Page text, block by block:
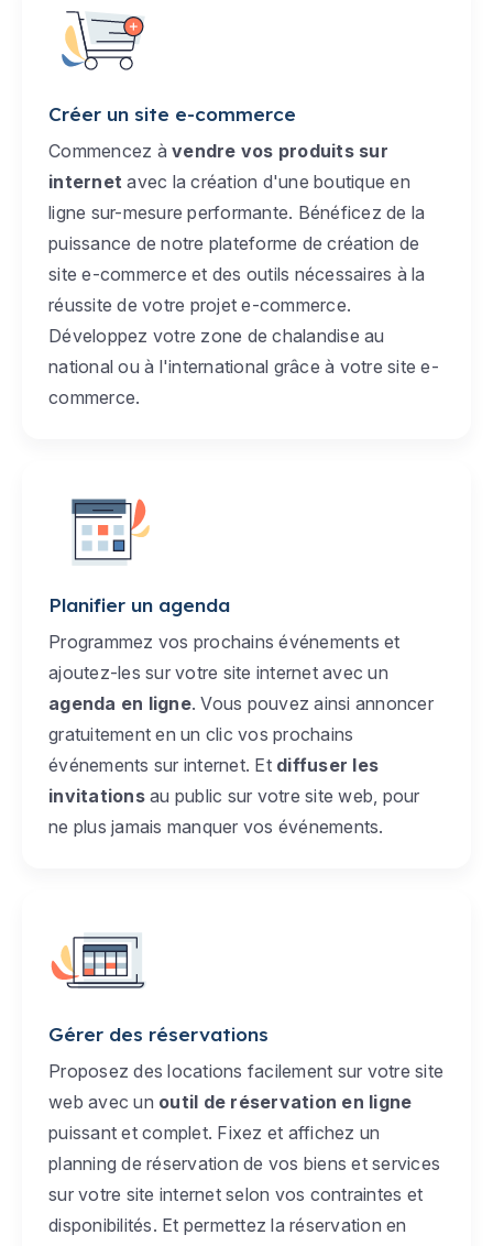
Créer un site e-commerce
Commencez à vendre vos produits sur
internet avec la création d'une boutique en
ligne sur-mesure performante. Bénéficez de la
puissance de notre plateforme de création de
site e-commerce et des outils nécessaires à la
réussite de votre projet e-commerce.
Développez votre zone de chalandise au
national ou à l'international grâce à votre site e-
commerce.
Planifier un agenda
Programmez vos prochains événements et
ajoutez-les sur votre site internet avec un
agenda en ligne. Vous pouvez ainsi annoncer
gratuitement en un clic vos prochains
événements sur internet. Et diffuser les
invitationsau public sur votre site web, pour
ne plus jamais manquer vos événements.
Gérer des réservations
Proposez des locations facilement sur votre site
web avec un outil de réservation en ligne
puissant et complet. Fixez et affichez un
planning de réservation de vos biens et services
sur votre site internet selon vos contraintes et
disponibilités. Et permettez la réservation en